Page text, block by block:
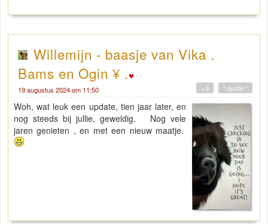
Willemijn - baasje van Vika .
Bams en Ogin ¥ .
19 augustus 2024 om 11:50 " quote "
+0
Woh, wat leuk een update, tien jaar later, en
nog steeds bij jullie, geweldig. Nog vele
jaren genieten , en met een nieuw maatje.